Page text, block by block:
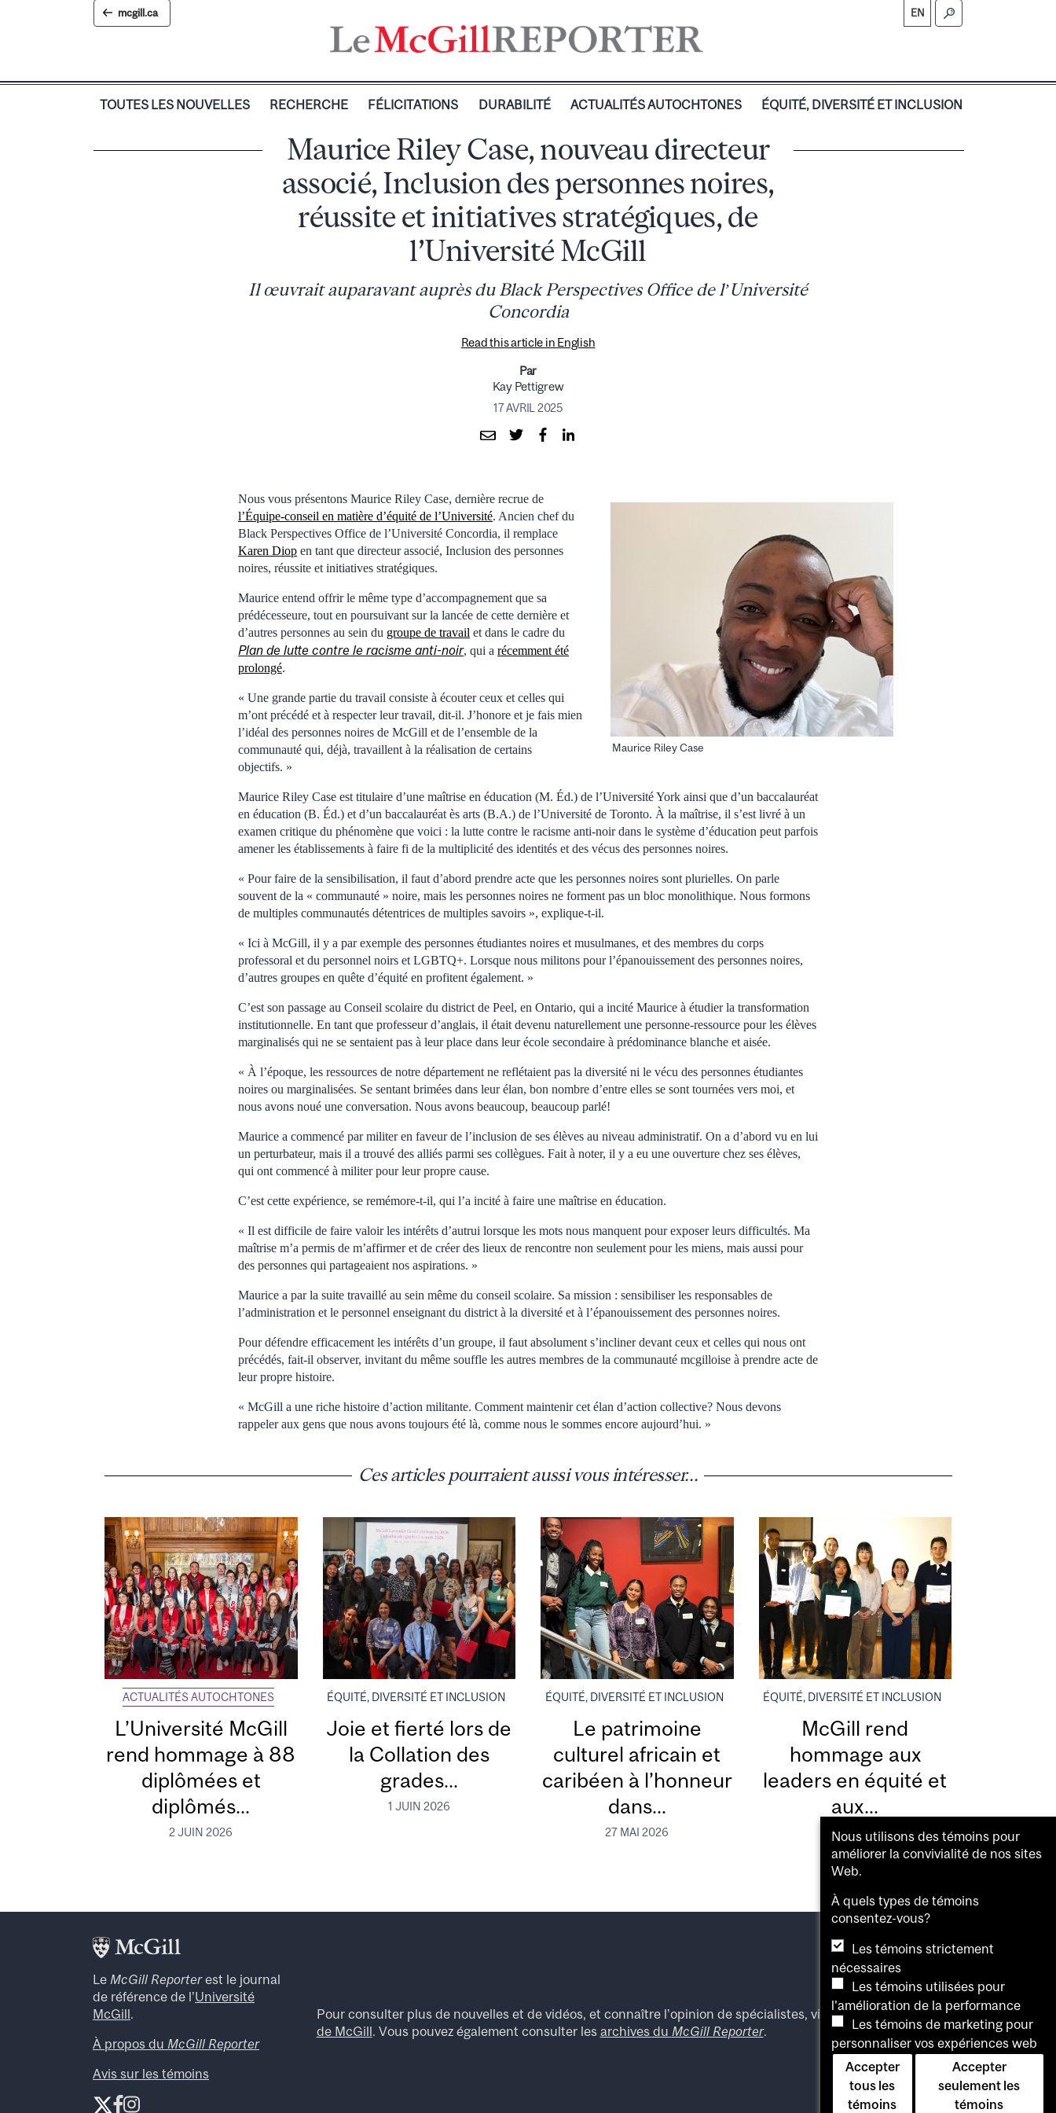
mcgill.ca EN
TOUTES LES NOUVELLES RECHERCHE FÉLICITATIONS DURABILITÉ ACTUALITÉS AUTOCHTONES ÉQUITÉ, DIVERSITÉ ET INCLUSION
Maurice Riley Case, nouveau directeur
associé, Inclusion des personnes noires,
réussite et initiatives stratégiques, de
l’Université McGill
Il œuvrait auparavant auprès du Black Perspectives Office de l’Université
Concordia
Read this article in English
Par
Kay Pettigrew
17 AVRIL 2025
Maurice Riley Case
Nous vous présentons Maurice Riley Case, dernière recrue de
l’Équipe-conseil en matière d’équité de l’Université. Ancien chef du
Black Perspectives Office de l’Université Concordia, il remplace
Karen Diop en tant que directeur associé, Inclusion des personnes
noires, réussite et initiatives stratégiques.
Maurice entend offrir le même type d’accompagnement que sa
prédécesseure, tout en poursuivant sur la lancée de cette dernière et
d’autres personnes au sein du groupe de travail et dans le cadre du
Plan de lutte contre le racisme anti-noir, qui a récemment été
prolongé.
« Une grande partie du travail consiste à écouter ceux et celles qui
m’ont précédé et à respecter leur travail, dit-il. J’honore et je fais mien
l’idéal des personnes noires de McGill et de l’ensemble de la
communauté qui, déjà, travaillent à la réalisation de certains
objectifs. »
Maurice Riley Case est titulaire d’une maîtrise en éducation (M. Éd.) de l’Université York ainsi que d’un baccalauréat
en éducation (B. Éd.) et d’un baccalauréat ès arts (B.A.) de l’Université de Toronto.​ À la maîtrise, il s’est livré à un
examen critique du phénomène que voici : la lutte contre le racisme anti-noir dans le système d’éducation peut parfois
amener les établissements à faire fi de la multiplicité des identités et des vécus des personnes noires.
« Pour faire de la sensibilisation, il faut d’abord prendre acte que les personnes noires sont plurielles. On parle
souvent de la « communauté » noire, mais les personnes noires ne forment pas un bloc monolithique. Nous formons
de multiples communautés détentrices de multiples savoirs », explique-t-il.
« Ici à McGill, il y a par exemple des personnes étudiantes noires et musulmanes, et des membres du corps
professoral et du personnel noirs et LGBTQ+. Lorsque nous militons pour l’épanouissement des personnes noires,
d’autres groupes en quête d’équité en profitent également. »
C’est son passage au Conseil scolaire du district de Peel, en Ontario, qui a incité Maurice à étudier la transformation
institutionnelle. En tant que professeur d’anglais, il était devenu naturellement une personne-ressource pour les élèves
marginalisés qui ne se sentaient pas à leur place dans leur école secondaire à prédominance blanche et aisée.
« À l’époque, les ressources de notre département ne reflétaient pas la diversité ni le vécu des personnes étudiantes
noires ou marginalisées. Se sentant brimées dans leur élan, bon nombre d’entre elles se sont tournées vers moi, et
nous avons noué une conversation. Nous avons beaucoup, beaucoup parlé!
Maurice a commencé par militer en faveur de l’inclusion de ses élèves au niveau administratif. On a d’abord vu en lui
un perturbateur, mais il a trouvé des alliés parmi ses collègues. Fait à noter, il y a eu une ouverture chez ses élèves,
qui ont commencé à militer pour leur propre cause.
C’est cette expérience, se remémore-t-il, qui l’a incité à faire une maîtrise en éducation.
« Il est difficile de faire valoir les intérêts d’autrui lorsque les mots nous manquent pour exposer leurs difficultés. Ma
maîtrise m’a permis de m’affirmer et de créer des lieux de rencontre non seulement pour les miens, mais aussi pour
des personnes qui partageaient nos aspirations. »
Maurice a par la suite travaillé au sein même du conseil scolaire. Sa mission : sensibiliser les responsables de
l’administration et le personnel enseignant du district à la diversité et à l’épanouissement des personnes noires.
Pour défendre efficacement les intérêts d’un groupe, il faut absolument s’incliner devant ceux et celles qui nous ont
précédés, fait-il observer, invitant du même souffle les autres membres de la communauté mcgilloise à prendre acte de
leur propre histoire.
« McGill a une riche histoire d’action militante. Comment maintenir cet élan d’action collective? Nous devons
rappeler aux gens que nous avons toujours été là, comme nous le sommes encore aujourd’hui. »
Ces articles pourraient aussi vous intéresser...
ACTUALITÉS AUTOCHTONES
L’Université McGill
rend hommage à 88
diplômées et
diplômés...
2 JUIN 2026
ÉQUITÉ, DIVERSITÉ ET INCLUSION
Joie et fierté lors de
la Collation des
grades...
1 JUIN 2026
ÉQUITÉ, DIVERSITÉ ET INCLUSION
Le patrimoine
culturel africain et
caribéen à l’honneur
dans...
27 MAI 2026
ÉQUITÉ, DIVERSITÉ ET INCLUSION
McGill rend
hommage aux
leaders en équité et
aux...
21 MAI 2026
Le McGill Reporterest le journal
de référence de l’Université
McGill.
À propos du McGill Reporter
Avis sur les témoins
Pour consulter plus de nouvelles et de vidéos, et connaître l’opinion de spécialistes, visitez lasalle de presse
de McGill. Vous pouvez également consulter les archives du McGill Reporter.
Nous utilisons des témoins pour
améliorer la convivialité de nos sites
Web.
À quels types de témoins
consentez-vous?
Les témoins strictement
nécessaires
Les témoins utilisées pour
l'amélioration de la performance
Les témoins de marketing pour
personnaliser vos expériences web
Accepter
tous les
témoins
Accepter
seulement les
témoins